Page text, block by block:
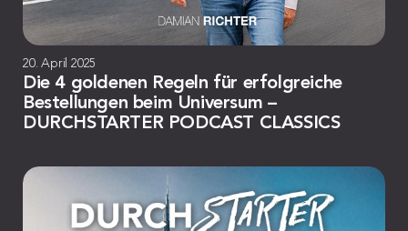
20. April 2025
Die 4 goldenen Regeln für erfolgreiche
Bestellungen beim Universum –
DURCHSTARTER PODCAST CLASSICS